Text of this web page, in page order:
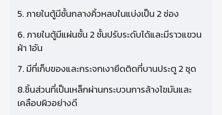
5. ภายในตู้มีชั้นกลางคิ้วหลบในแบ่งเป็น 2 ช่อง
6. ภายในตู้มีแผ่นชั้น 2 ชั้นปรับระดับได้และมีราวแขวน
ผ้า 1อัน
7. มีที่เก็บของและกระจกเงายึดติดที่บานประตู 2 ชุด
8.ชิ้นส่วนที่เป็นเหล็กผ่านกระบวนการล้างไขมันและ
เคลือบผิวอย่างดี